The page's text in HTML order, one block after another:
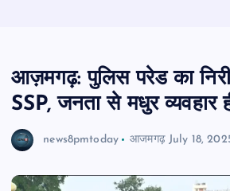
आज़मगढ़: पुलिस परेड का
SSP, जनता से मधुर व्यवहार
news8pmtoday आजमगढ़ July 18,